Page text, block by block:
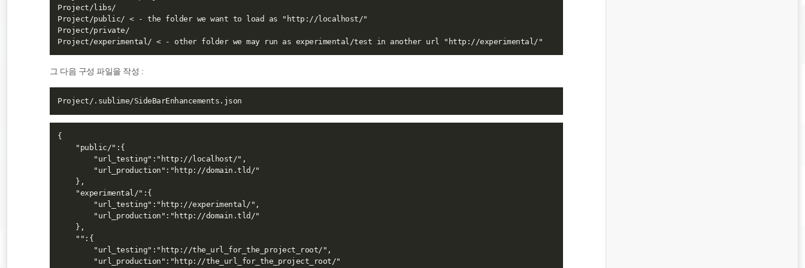
Project/libs/
Project/public/ < - the folder we want to load as "http://localhost/"
Project/private/
그 다음 구성 파일을 작성 :
{
    "public/":{
        "url_testing":"http://localhost/",
        "url_production":"http://domain.tld/"
    },
    "experimental/":{
        "url_testing":"http://experimental/",
        "url_production":"http://domain.tld/"
    },
    "":{
        "url_testing":"http://the_url_for_the_project_root/",
        "url_production":"http://the_url_for_the_project_root/"